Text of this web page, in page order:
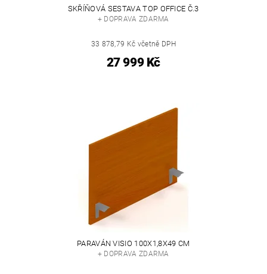
SKŘÍŇOVÁ SESTAVA TOP OFFICE Č.3
+ DOPRAVA ZDARMA
33 878,79 Kč včetně DPH
27 999 Kč
PARAVÁN VISIO 100X1,8X49 CM
+ DOPRAVA ZDARMA